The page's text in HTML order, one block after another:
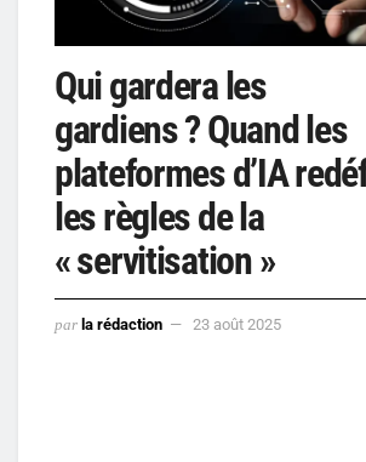
Qui gardera les
gardiens ? Quand les
plateformes d’IA
les règles de la
« servitisation »
par la rédaction 23 août 2025